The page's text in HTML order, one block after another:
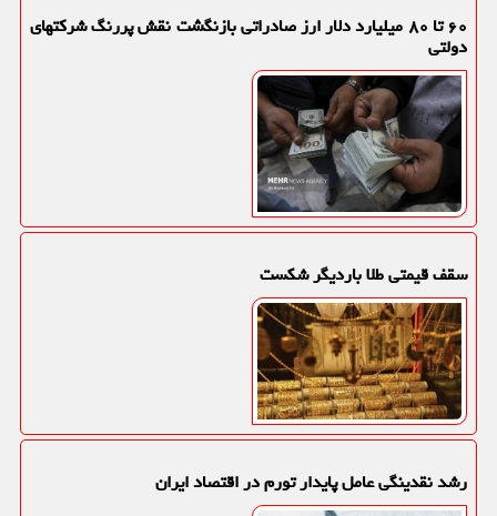
۶۰ تا ۸۰ میلیارد دلار ارز صادراتی بازنگشت نقش پررنگ شرکتهای
دولتی
سقف قیمتی طلا باردیگر شکست
رشد نقدینگی عامل پایدار تورم در اقتصاد ایران